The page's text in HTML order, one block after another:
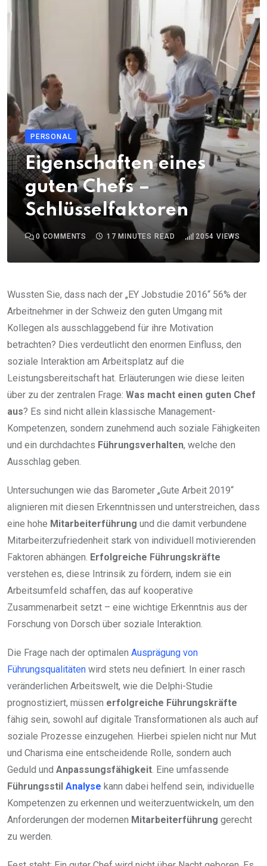
PERSONAL
Eigenschaften eines
guten Chefs –
Schlüsselfaktoren
0 COMMENTS 17 MINUTES READ 2054 VIEWS
Wussten Sie, dass nach der „EY Jobstudie 2016“ 56% der
Arbeitnehmer in der Schweiz den guten Umgang mit
Kollegen als ausschlaggebend für ihre Motivation
betrachten? Dies verdeutlicht den enormen Einfluss, den
soziale Interaktion am Arbeitsplatz auf die
Leistungsbereitschaft hat. Erläuterungen wie diese leiten
über zu der zentralen Frage: Was macht einen guten Chef
aus? Es sind nicht allein klassische Management-
Kompetenzen, sondern zunehmend auch soziale Fähigkeiten
und ein durchdachtes Führungsverhalten, welche den
Ausschlag geben.
Untersuchungen wie das Barometer „Gute Arbeit 2019“
alignieren mit diesen Erkenntnissen und unterstreichen, dass
eine hohe Mitarbeiterführung und die damit verbundene
Mitarbeiterzufriedenheit stark von individuell motivierenden
Faktoren abhängen. Erfolgreiche Führungskräfte
verstehen es, diese Intrinsik zu fördern, indem sie ein
Arbeitsumfeld schaffen, das auf kooperative
Zusammenarbeit setzt – eine wichtige Erkenntnis aus der
Forschung von Dorsch über soziale Interaktion.
Die Frage nach der optimalen Ausprägung von
Führungsqualitäten wird stets neu definiert. In einer rasch
veränderlichen Arbeitswelt, wie die Delphi-Studie
prognostiziert, müssen erfolgreiche Führungskräfte
fähig sein, sowohl auf digitale Transformationen als auch auf
soziale Prozesse einzugehen. Hierbei spielen nicht nur Mut
und Charisma eine entscheidende Rolle, sondern auch
Geduld und Anpassungsfähigkeit. Eine umfassende
Führungsstil Analyse kann dabei helfend sein, individuelle
Kompetenzen zu erkennen und weiterzuentwickeln, um den
Anforderungen der modernen Mitarbeiterführung gerecht
zu werden.